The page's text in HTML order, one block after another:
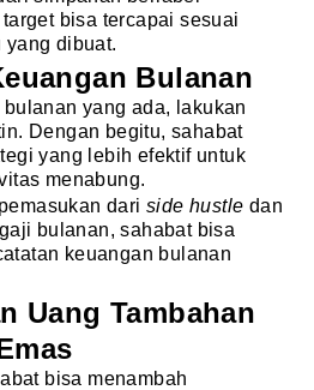
target bisa tercapai sesuai
yang dibuat.
Bulanan
yang ada, lakukan
Dengan begitu, sahabat
yang lebih efektif untuk
menabung.
dari side hustle dan
bulanan, sahabat bisa
keuangan bulanan
Uang Tambahan
bisa menambah